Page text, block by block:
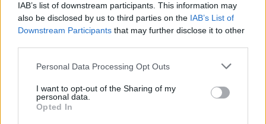
IAB’s list of downstream participants. This information may
also be disclosed by us to third parties on the IAB’s List of
Downstream Participants that may further disclose it to other
Personal Data Processing Opt Outs
I want to opt-out of the Sharing of my
personal data.
Opted In